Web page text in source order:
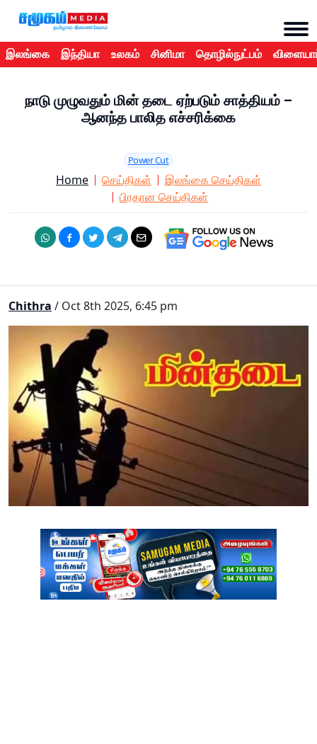
இலங்கை இந்தியா உலகம் சினிமா தொழில்நுட்பம்
நாடு முழுவதும் மின் தடை ஏற்படும் சாத்தியம் –
ஆனந்த பாலித எச்சரிக்கை
Power Cut
Home செய்திகள்
இலங்கை செய்திகள்
பிரதான செய்திகள்
Chithra / Oct 8th 2025, 6:45 pm